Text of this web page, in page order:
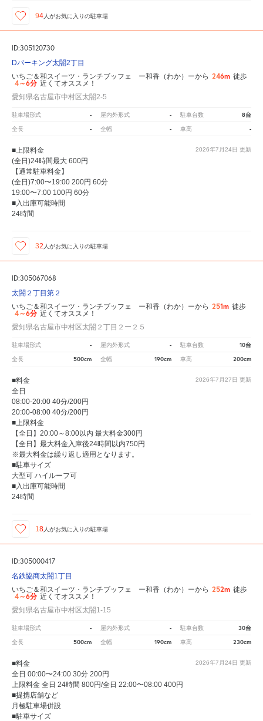
94人がお気に入りの駐車場
ID:305120730
Dパーキング太閤2丁目
いちご＆和スイーツ・ランチブッフェ ー和香（わか）ーから 246m 徒歩
4～6分 近くてオススメ！
愛知県名古屋市中村区太閤2-5
駐車場形式 - 屋内外形式 - 駐車台数 8台
全長 - 全幅 - 車高 -
2026年7月24日 更新
■上限料金
(全日)24時間最大 600円
【通常駐車料金】
(全日)7:00〜19:00 200円 60分
19:00〜7:00 100円 60分
■入出庫可能時間
24時間
32 人がお気に入りの駐車場
ID:305067068
太閤２丁目第２
いちご＆和スイーツ・ランチブッフェ ー和香（わか）ーから 251m 徒歩
4～6分 近くてオススメ！
愛知県名古屋市中村区太閤２丁目２ー２５
駐車場形式 - 屋内外形式 - 駐車台数 10台
全長 500cm 全幅 190cm 車高 200cm
2026年7月27日 更新
■料金
全日
08:00-20:00 40分/200円
20:00-08:00 40分/200円
■上限料金
【全日】20:00～8:00以内 最大料金300円
【全日】最大料金入庫後24時間以内750円
※最大料金は繰り返し適用となります。
■駐車サイズ
大型可 ハイルーフ可
■入出庫可能時間
24時間
18人がお気に入りの駐車場
ID:305000417
名鉄協商太閤1丁目
いちご＆和スイーツ・ランチブッフェ ー和香（わか）ーから 252m 徒歩
4～6分 近くてオススメ！
愛知県名古屋市中村区太閤1-15
駐車場形式 - 屋内外形式 - 駐車台数 30台
全長 500cm 全幅 190cm 車高 230cm
2026年7月24日 更新
■料金
全日 00:00〜24:00 30分 200円
上限料金 全日 24時間 800円/全日 22:00〜08:00 400円
■提携店舗など
月極駐車場併設
■駐車サイズ